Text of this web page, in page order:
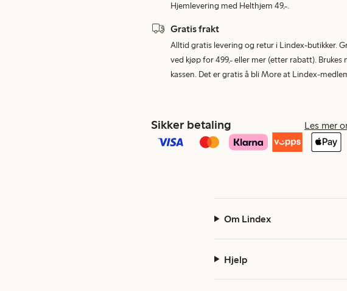
Hjemlevering med Helthjem 49,-.
Gratis frakt
Alltid gratis levering og retur i Lindex-butikker.
ved kjøp for 499,- eller mer (etter rabatt).
kassen. Det er gratis å bli More at Lindex-
Sikker betaling Les mer
Om Lindex
Hjelp